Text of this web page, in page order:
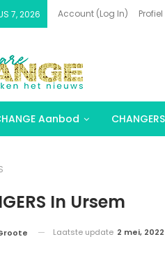
7, 2026 Account (Log In) Profiel
Aanbod
In Ursem
Laatste update 2 mei, 2022